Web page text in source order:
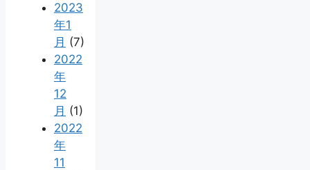
2023
年1
月 (7)
2022
年
12
月 (1)
2022
年
11